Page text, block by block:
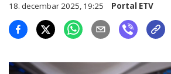
18. decembar 2025, 19:25 Portal ETV